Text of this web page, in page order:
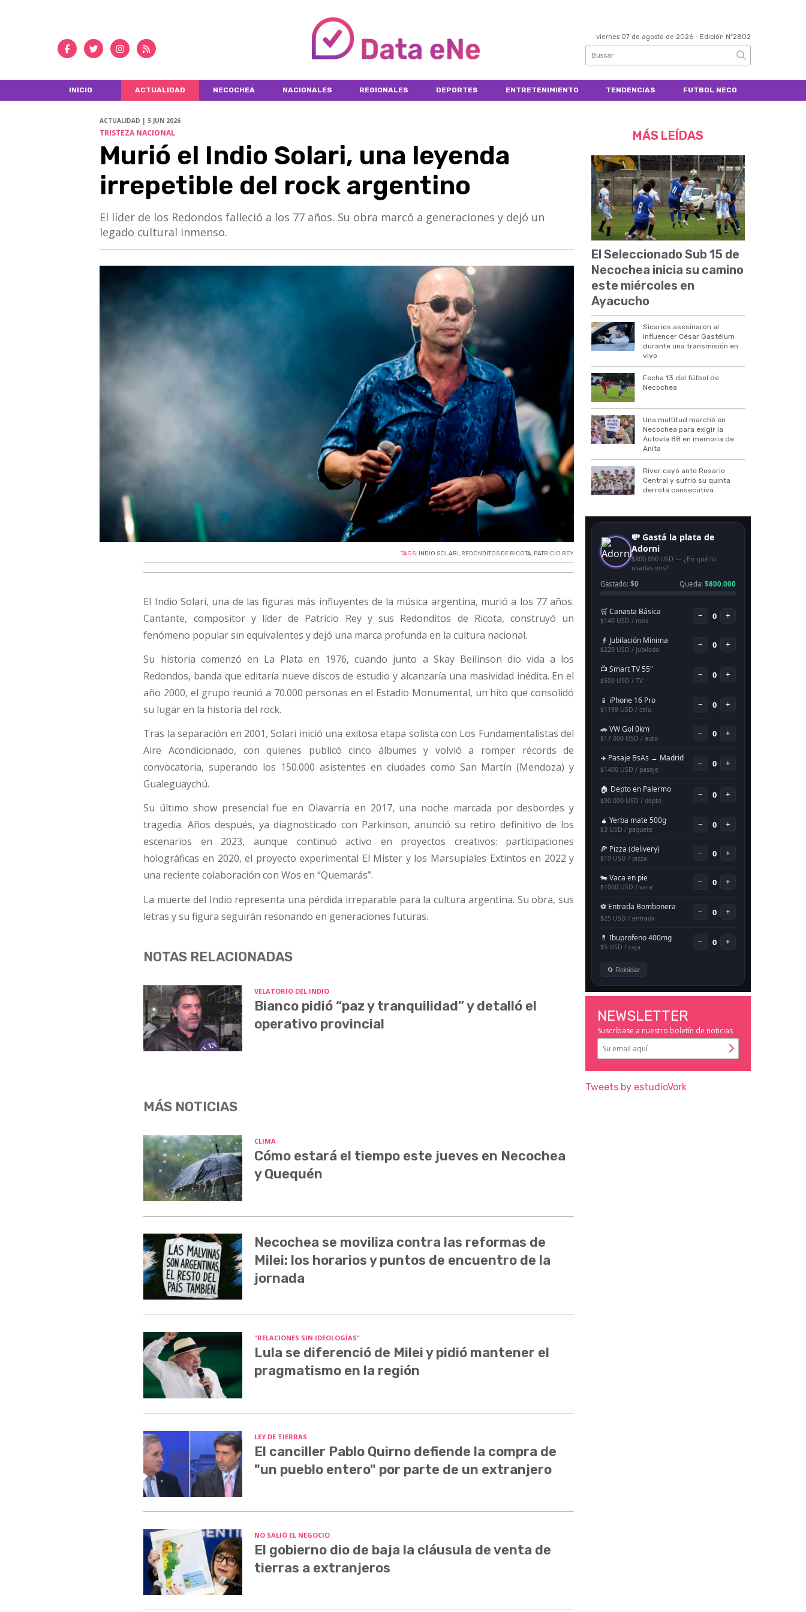
viernes 07 de agosto de 2026 - Edición Nº2802
INICIO ACTUALIDAD NECOCHEA NACIONALES REGIONALES DEPORTES ENTRETENIMIENTO TENDENCIAS FUTBOL NECO
ACTUALIDAD | 5 JUN 2026
TRISTEZA NACIONAL
Murió el Indio Solari, una leyenda
irrepetible del rock argentino
El líder de los Redondos falleció a los 77 años. Su obra marcó a generaciones y dejó un
legado cultural inmenso.
TAGS: INDIO SOLARI, REDONDITOS DE RICOTA, PATRICIO REY
El Indio Solari, una de las figuras más influyentes de la música argentina, murió a los 77 años.
Cantante, compositor y líder de Patricio Rey y sus Redonditos de Ricota, construyó un
fenómeno popular sin equivalentes y dejó una marca profunda en la cultura nacional.
Su historia comenzó en La Plata en 1976, cuando junto a Skay Beilinson dio vida a los
Redondos, banda que editaría nueve discos de estudio y alcanzaría una masividad inédita. En el
año 2000, el grupo reunió a 70.000 personas en el Estadio Monumental, un hito que consolidó
su lugar en la historia del rock.
Tras la separación en 2001, Solari inició una exitosa etapa solista con Los Fundamentalistas del
Aire Acondicionado, con quienes publicó cinco álbumes y volvió a romper récords de
convocatoria, superando los 150.000 asistentes en ciudades como San Martín (Mendoza) y
Gualeguaychú.
Su último show presencial fue en Olavarría en 2017, una noche marcada por desbordes y
tragedia. Años después, ya diagnosticado con Parkinson, anunció su retiro definitivo de los
escenarios en 2023, aunque continuó activo en proyectos creativos: participaciones
holográficas en 2020, el proyecto experimental El Mister y los Marsupiales Extintos en 2022 y
una reciente colaboración con Wos en “Quemarás”.
La muerte del Indio representa una pérdida irreparable para la cultura argentina. Su obra, sus
letras y su figura seguirán resonando en generaciones futuras.
NOTAS RELACIONADAS
VELATORIO DEL INDIO
Bianco pidió “paz y tranquilidad” y detalló el
operativo provincial
MÁS NOTICIAS
CLIMA
Cómo estará el tiempo este jueves en Necochea
y Quequén
Necochea se moviliza contra las reformas de
Milei: los horarios y puntos de encuentro de la
jornada
"RELACIONES SIN IDEOLOGÍAS"
Lula se diferenció de Milei y pidió mantener el
pragmatismo en la región
LEY DE TIERRAS
El canciller Pablo Quirno defiende la compra de
"un pueblo entero" por parte de un extranjero
NO SALIÓ EL NEGOCIO
El gobierno dio de baja la cláusula de venta de
tierras a extranjeros
MÁS LEÍDAS
El Seleccionado Sub 15 de
Necochea inicia su camino
este miércoles en
Ayacucho
Sicarios asesinaron al
influencer César Gastélum
durante una transmisión en
vivo
Fecha 13 del fútbol de
Necochea
Una multitud marchó en
Necochea para exigir la
Autovía 88 en memoria de
Anita
River cayó ante Rosario
Central y sufrió su quinta
derrota consecutiva
NEWSLETTER
Suscríbase a nuestro boletín de noticias
Tweets by estudioVork